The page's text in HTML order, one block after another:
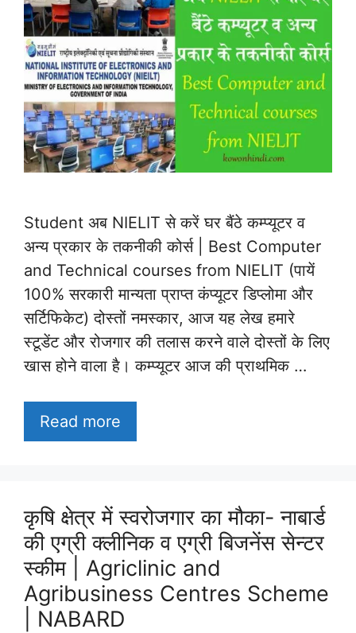
Student अब NIELIT से करें घर बैंठे कम्प्यूटर व
अन्य प्रकार के तकनीकी कोर्स | Best Computer
and Technical courses from NIELIT (पायें
100% सरकारी मान्यता प्राप्त कंप्यूटर डिप्लोमा और
सर्टिफिकेट) दोस्तों नमस्कार, आज यह लेख हमारे
स्टूडेंट और रोजगार की तलास करने वाले दोस्तों के लिए
खास होने वाला है। कम्प्यूटर आज की प्राथमिक …
Read more
कृषि क्षेत्र में स्वरोजगार का मौका- नाबार्ड
की एग्री क्लीनिक व एग्री बिजनेंस सेन्टर
स्कीम | Agriclinic and
Agribusiness Centres Scheme
| NABARD